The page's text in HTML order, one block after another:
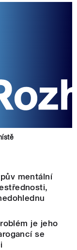
mentální
je jeho
se